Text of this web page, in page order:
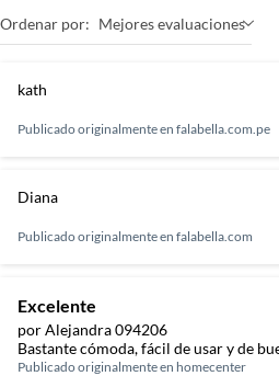
Ordenar por: Mejores evaluaciones
kath
Publicado originalmente en falabella.com.pe
Diana
Publicado originalmente en falabella.com
Excelente
por Alejandra 094206
Bastante cómoda, fácil de usar y de
Publicado originalmente en homecenter